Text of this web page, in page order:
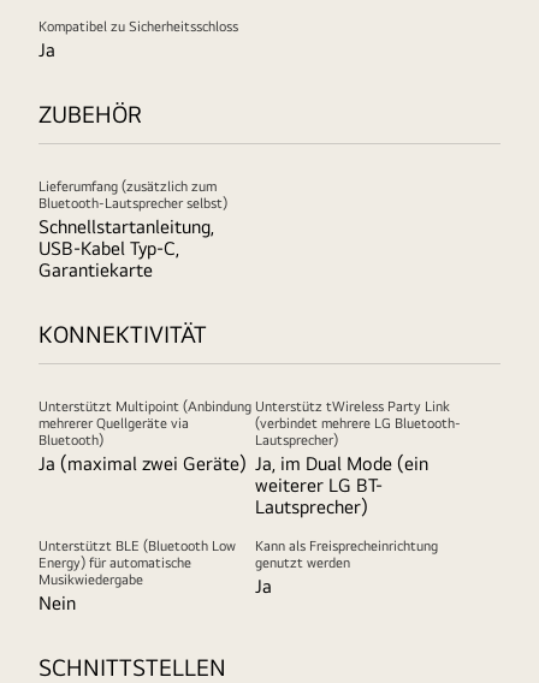
Kompatibel zu Sicherheitsschloss
Ja
ZUBEHÖR
Lieferumfang (zusätzlich zum
Bluetooth-Lautsprecher selbst)
Schnellstartanleitung,
USB-Kabel Typ-C,
Garantiekarte
KONNEKTIVITÄT
Unterstützt Multipoint (Anbindung
mehrerer Quellgeräte via
Bluetooth)
Ja (maximal zwei Geräte)
Unterstütz tWireless Party Link
(verbindet mehrere LG Bluetooth-
Lautsprecher)
Ja, im Dual Mode (ein
weiterer LG BT-
Lautsprecher)
Unterstützt BLE (Bluetooth Low
Energy) für automatische
Musikwiedergabe
Nein
Kann als Freisprecheinrichtung
genutzt werden
Ja
SCHNITTSTELLEN